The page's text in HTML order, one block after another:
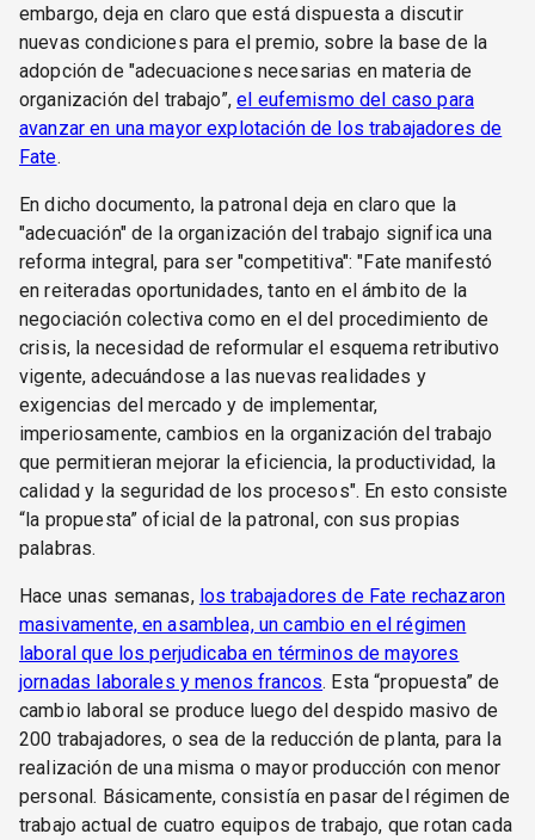
embargo, deja en claro que está dispuesta a discutir
nuevas condiciones para el premio, sobre la base de la
adopción de "adecuaciones necesarias en materia de
organización del trabajo”,el eufemismo del caso para
avanzar en una mayor explotación de los trabajadores de
Fate.
En dicho documento, la patronal deja en claro que la
"adecuación" de la organización del trabajo significa una
reforma integral, para ser "competitiva": "Fate manifestó
en reiteradas oportunidades, tanto en el ámbito de la
negociación colectiva como en el del procedimiento de
crisis, la necesidad de reformular el esquema retributivo
vigente, adecuándose a las nuevas realidades y
exigencias del mercado y de implementar,
imperiosamente, cambios en la organización del trabajo
que permitieran mejorar la eficiencia, la productividad, la
calidad y la seguridad de los procesos". En esto consiste
“la propuesta” oficial de la patronal, con sus propias
palabras.
Hace unas semanas, los trabajadores de Fate rechazaron
masivamente, en asamblea, un cambio en el régimen
laboral que los perjudicaba en términos de mayores
jornadas laborales y menos francos. Esta “propuesta” de
cambio laboral se produce luego del despido masivo de
200 trabajadores, o sea de la reducción de planta, para la
realización de una misma o mayor producción con menor
personal. Básicamente, consistía en pasar del régimen de
trabajo actual de cuatro equipos de trabajo, que rotan cada